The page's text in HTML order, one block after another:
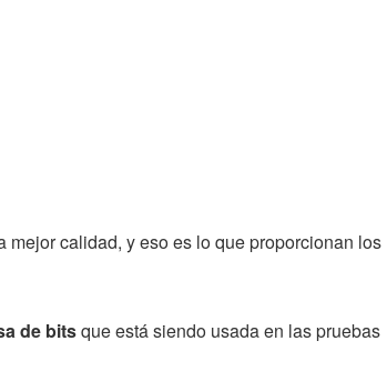
mejor calidad, y eso es lo que proporcionan los
de bitsque está siendo usada en las pruebas